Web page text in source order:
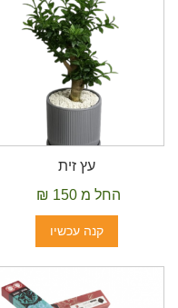
עץ זית
החל מ 150 ₪
קנה עכשיו